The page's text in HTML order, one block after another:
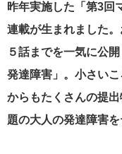
昨年実施した「第3回
連載が生まれました
５話までを一気に公
発達障害」。小さい
からもたくさんの提
題の大人の発達障害を